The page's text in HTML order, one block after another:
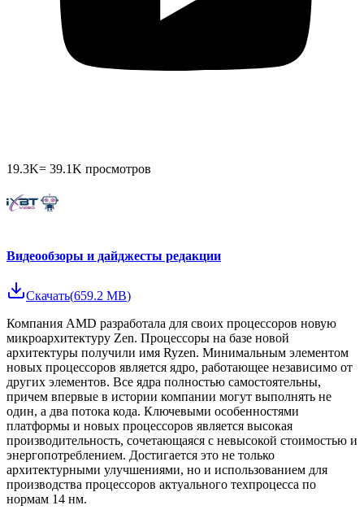
19.3K= 39.1K просмотров
Видеообзоры и дайджесты редакции
Скачать(659.2 MB)
Компания AMD разработала для своих процессоров новую
микроархитектуру Zen. Процессоры на базе новой
архитектуры получили имя Ryzen. Минимальным элементом
новых процессоров является ядро, работающее независимо от
других элементов. Все ядра полностью самостоятельны,
причем впервые в истории компании могут выполнять не
один, а два потока кода. Ключевыми особенностями
платформы и новых процессоров является высокая
производительность, сочетающаяся с невысокой стоимостью и
энергопотреблением. Достигается это не только
архитектурными улучшениями, но и использованием для
производства процессоров актуального техпроцесса по
нормам 14 нм.